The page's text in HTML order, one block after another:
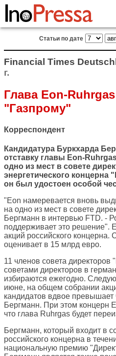
Статьи по дате
Financial Times
г.
Глава Eon-
"Газпрому"
Корреспондент
Кандидатура Буркхарда
отставку главы Eon-
одно из мест в совете
энергетического
он был удостоен особой
"Eon намеревается вновь
на одно из мест в совете
Бергманн в интервью FTD. -
поддерживает это решение".
акций российского концерна.
оценивает в 15 млрд евро.
11 членов совета директоров
советами директоров в
избираются ежегодно.
июне, на общем собрании
кандидатов вдвое превышает
Бергманн. При этом концерн
что глава Ruhrgas будет
Бергманн, который входит в
российского концерна в
национальную премию